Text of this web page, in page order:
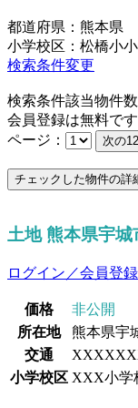
都道府県：熊本県
小学校区：松橋小
検索条件変更
検索条件該当物件数
会員登録は無料で
ページ：
土地 熊本県宇城
ログイン／会員登録
価格
非公開
所在地
熊本県宇
交通
小学校区 XXX小学